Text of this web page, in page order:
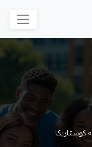
»كوستاريكا